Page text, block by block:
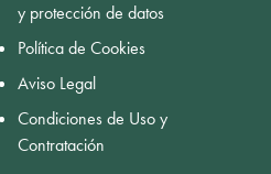
y protección de datos
Política de Cookies
Aviso Legal
Condiciones de Uso y
Contratación